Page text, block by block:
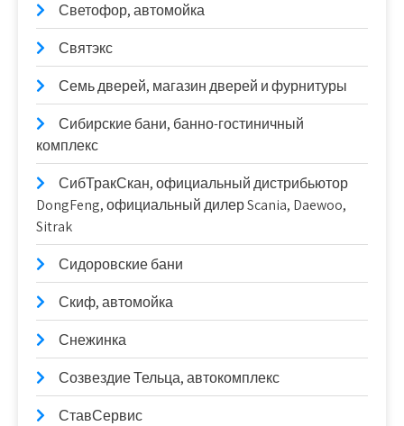
Светофор, автомойка
Святэкс
Семь дверей, магазин дверей и фурнитуры
Сибирские бани, банно-гостиничный
комплекс
СибТракСкан, официальный дистрибьютор
DongFeng, официальный дилер Scania, Daewoo,
Sitrak
Сидоровские бани
Скиф, автомойка
Снежинка
Созвездие Тельца, автокомплекс
СтавСервис